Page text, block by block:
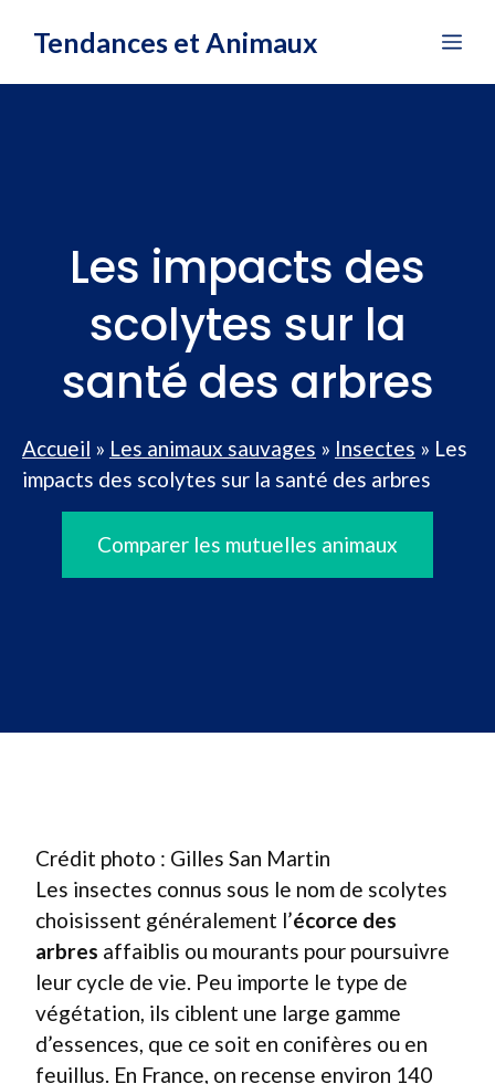
Tendances et Animaux
Les impacts des
scolytes sur la
santé des arbres
Accueil » Les animaux sauvages » Insectes » Les
impacts des scolytes sur la santé des arbres
Comparer les mutuelles animaux
Crédit photo : Gilles San Martin
Les insectes connus sous le nom de scolytes
choisissent généralement l’écorce des
arbres affaiblis ou mourants pour poursuivre
leur cycle de vie. Peu importe le type de
végétation, ils ciblent une large gamme
d’essences, que ce soit en conifères ou en
feuillus. En France, on recense environ 140